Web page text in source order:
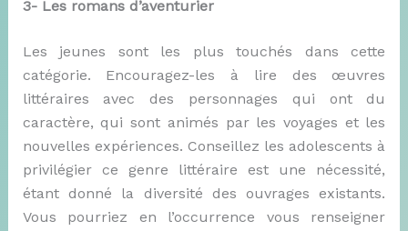
3- Les romans d’aventurier
Les jeunes sont les plus touchés dans cette
catégorie. Encouragez-les à lire des œuvres
littéraires avec des personnages qui ont du
caractère, qui sont animés par les voyages et les
nouvelles expériences. Conseillez les adolescents à
privilégier ce genre littéraire est une nécessité,
étant donné la diversité des ouvrages existants.
Vous pourriez en l’occurrence vous renseigner